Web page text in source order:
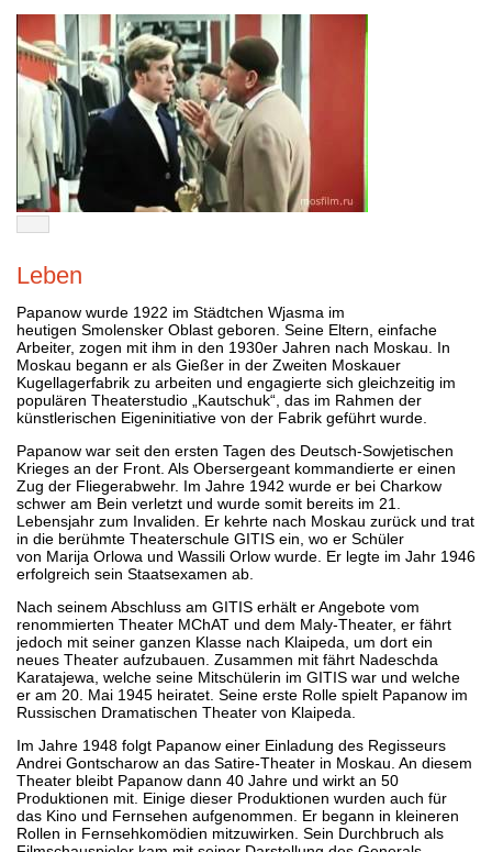
Leben
Papanow wurde 1922 im Städtchen Wjasma im
heutigen Smolensker Oblast geboren. Seine Eltern, einfache
Arbeiter, zogen mit ihm in den 1930er Jahren nach Moskau. In
Moskau begann er als Gießer in der Zweiten Moskauer
Kugellagerfabrik zu arbeiten und engagierte sich gleichzeitig im
populären Theaterstudio „Kautschuk“, das im Rahmen der
künstlerischen Eigeninitiative von der Fabrik geführt wurde.
Papanow war seit den ersten Tagen des Deutsch-Sowjetischen
Krieges an der Front. Als Obersergeant kommandierte er einen
Zug der Fliegerabwehr. Im Jahre 1942 wurde er bei Charkow
schwer am Bein verletzt und wurde somit bereits im 21.
Lebensjahr zum Invaliden. Er kehrte nach Moskau zurück und trat
in die berühmte Theaterschule GITIS ein, wo er Schüler
von Marija Orlowa und Wassili Orlow wurde. Er legte im Jahr 1946
erfolgreich sein Staatsexamen ab.
Nach seinem Abschluss am GITIS erhält er Angebote vom
renommierten Theater MChAT und dem Maly-Theater, er fährt
jedoch mit seiner ganzen Klasse nach Klaipeda, um dort ein
neues Theater aufzubauen. Zusammen mit fährt Nadeschda
Karatajewa, welche seine Mitschülerin im GITIS war und welche
er am 20. Mai 1945 heiratet. Seine erste Rolle spielt Papanow im
Russischen Dramatischen Theater von Klaipeda.
Im Jahre 1948 folgt Papanow einer Einladung des Regisseurs
Andrei Gontscharow an das Satire-Theater in Moskau. An diesem
Theater bleibt Papanow dann 40 Jahre und wirkt an 50
Produktionen mit. Einige dieser Produktionen wurden auch für
das Kino und Fernsehen aufgenommen. Er begann in kleineren
Rollen in Fernsehkomödien mitzuwirken. Sein Durchbruch als